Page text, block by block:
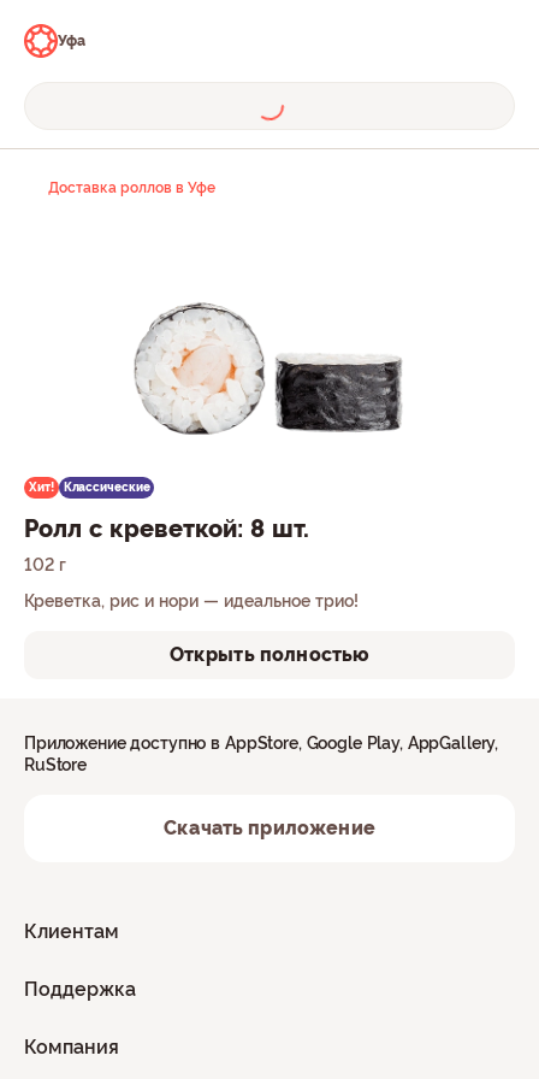
Уфа
Доставка роллов в Уфе
Хит! Классические
Ролл с креветкой: 8 шт.
102 г
Креветка, рис и нори — идеальное трио!
Открыть полностью
Клиентам
Поддержка
Компания
Приложение доступно в AppStore, Google Play, AppGallery,
RuStore
Скачать приложение